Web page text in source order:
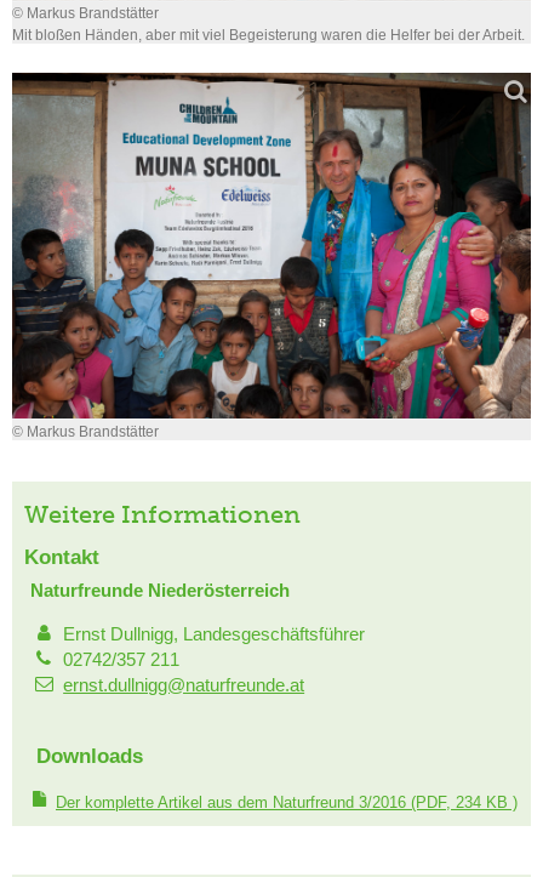
© Markus Brandstätter
Mit bloßen Händen, aber mit viel Begeisterung waren die Helfer bei der Arbeit.
© Markus Brandstätter
Weitere Informationen
Kontakt
Naturfreunde Niederösterreich
Ernst Dullnigg, Landesgeschäftsführer
02742/357 211
ernst.dullnigg@naturfreunde.at
Downloads
Der komplette Artikel aus dem Naturfreund 3/2016 (PDF, 234 KB )